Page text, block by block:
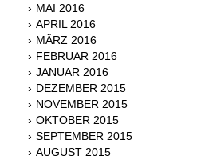
MAI 2016
APRIL 2016
MÄRZ 2016
FEBRUAR 2016
JANUAR 2016
DEZEMBER 2015
NOVEMBER 2015
OKTOBER 2015
SEPTEMBER 2015
AUGUST 2015